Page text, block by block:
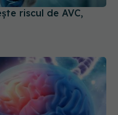
riscul de AVC,